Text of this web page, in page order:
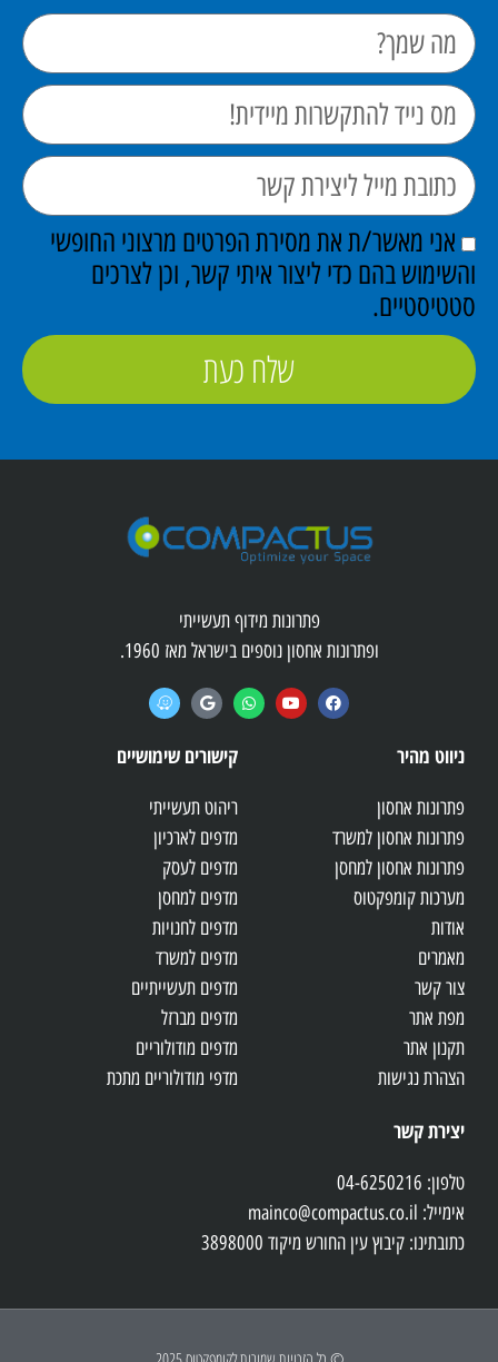
אני מאשר/ת את מסירת הפרטים מרצוני החופשי
והשימוש בהם כדי ליצור איתי קשר, וכן לצרכים
סטטיסטיים.
שלח כעת
פתרונות מידוף תעשייתי
ופתרונות אחסון נוספים בישראל מאז 1960.
ניווט מהיר
פתרונות אחסון
פתרונות אחסון למשרד
פתרונות אחסון למחסן
מערכות קומפקטוס
אודות
מאמרים
צור קשר
מפת אתר
תקנון אתר
הצהרת נגישות
קישורים שימושיים
ריהוט תעשייתי
מדפים לארכיון
מדפים לעסק
מדפים למחסן
מדפים לחנויות
מדפים למשרד
מדפים תעשייתיים
מדפים מברזל
מדפים מודולוריים
מדפי מודולוריים מתכת
יצירת קשר
טלפון: 04-6250216
אימייל: mainco@compactus.co.il
כתובתינו: קיבוץ עין החורש מיקוד 3898000